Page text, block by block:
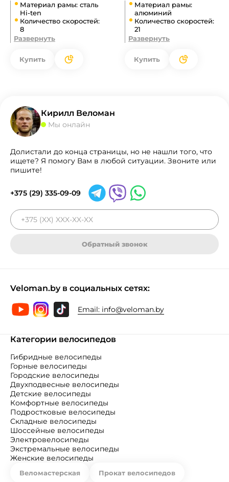
Материал рамы: сталь
Hi-ten
Количество скоростей:
8
Развернуть
Купить
Материал рамы:
алюминий
Количество скоростей:
21
Развернуть
Купить
Кирилл Веломан
Мы онлайн
Долистали до конца страницы, но не нашли того, что
ищете? Я помогу Вам в любой ситуации. Звоните или
пишите!
+375 (29) 335-09-09
Обратный звонок
Veloman.by в социальных сетях:
Email: info@veloman.by
Категории велосипедов
Гибридные велосипеды
Горные велосипеды
Городские велосипеды
Двухподвесные велосипеды
Детские велосипеды
Комфортные велосипеды
Подростковые велосипеды
Складные велосипеды
Шоссейные велосипеды
Электровелосипеды
Экстремальные велосипеды
Женские велосипеды
Веломастерская Прокат велосипедов